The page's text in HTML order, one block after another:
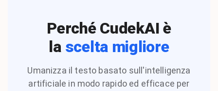
Perché CudekAI è
la scelta migliore
Umanizza il testo basato sull'intelligenza
artificiale in modo rapido ed efficace per